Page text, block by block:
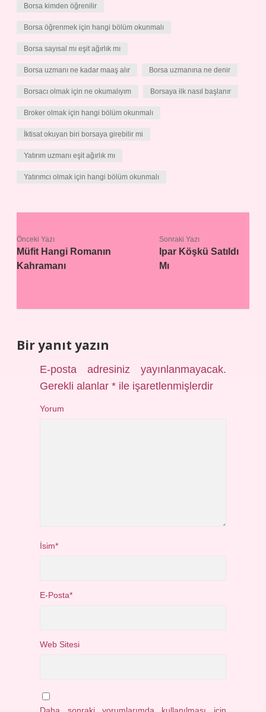
Borsa kimden öğrenilir
Borsa öğrenmek için hangi bölüm okunmalı
Borsa sayısal mı eşit ağırlık mı
Borsa uzmanı ne kadar maaş alır Borsa uzmanına ne denir
Borsacı olmak için ne okumalıyım Borsaya ilk nasıl başlanır
Broker olmak için hangi bölüm okunmalı
İktisat okuyan biri borsaya girebilir mi
Yatırım uzmanı eşit ağırlık mı
Yatırımcı olmak için hangi bölüm okunmalı
Önceki Yazı
Müfit Hangi Romanın
Kahramanı
Sonraki Yazı
Ipar Köşkü Satıldı
Mı
Bir yanıt yazın
E-posta adresiniz yayınlanmayacak.
Gerekli alanlar* ile işaretlenmişlerdir
Yorum
İsim*
E-Posta*
Web Sitesi